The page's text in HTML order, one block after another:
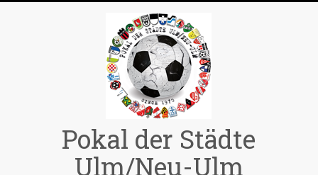
Pokal der Städte
Ulm/Neu-Ulm